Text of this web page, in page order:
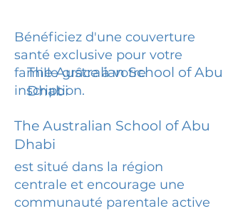
Bénéficiez d'une couverture
santé exclusive pour votre
famille grâce à votre
inscription.
The Australian School of Abu
Dhabi
The Australian School of Abu
Dhabi
est situé dans la région
centrale et encourage une
communauté parentale active